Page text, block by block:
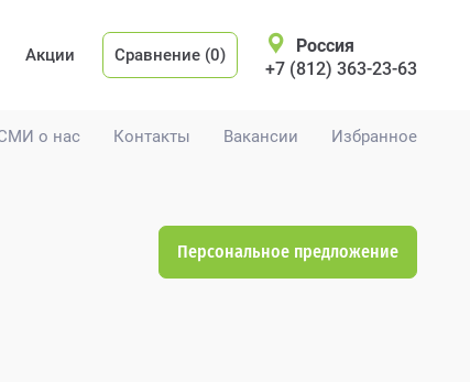
о нас Контакты Вакансии Избранное
Акции Сравнение (0)
Россия
+7 (812) 363-23-63
Персональное предложение